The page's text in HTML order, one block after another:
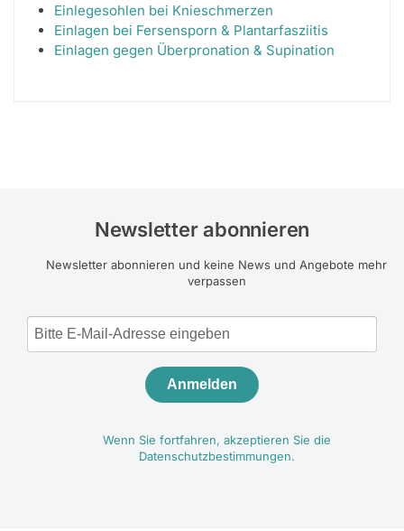
Einlegesohlen bei Knieschmerzen
Einlagen bei Fersensporn & Plantarfasziitis
Einlagen gegen Überpronation & Supination
Newsletter abonnieren
Newsletter abonnieren und keine News und Angebote mehr
verpassen
Anmelden
Wenn Sie fortfahren, akzeptieren Sie die
Datenschutzbestimmungen.